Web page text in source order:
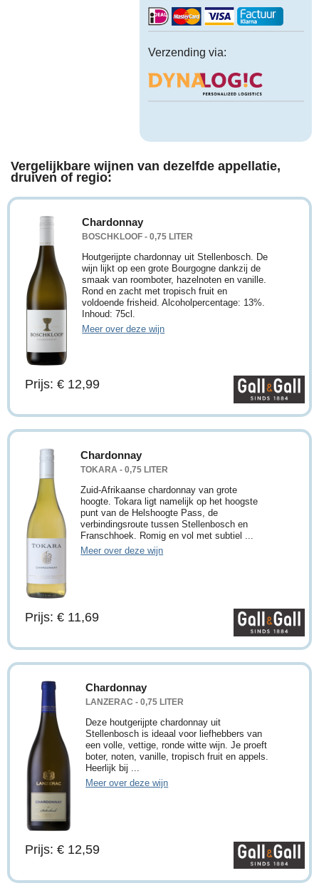
Verzending via:
Vergelijkbare wijnen van dezelfde appellatie,
druiven of regio:
Chardonnay
BOSCHKLOOF - 0,75 LITER
Houtgerijpte chardonnay uit Stellenbosch. De
wijn lijkt op een grote Bourgogne dankzij de
smaak van roomboter, hazelnoten en vanille.
Rond en zacht met tropisch fruit en
voldoende frisheid. Alcoholpercentage: 13%.
Inhoud: 75cl.
Meer over deze wijn
Prijs: € 12,99
Chardonnay
TOKARA - 0,75 LITER
Zuid-Afrikaanse chardonnay van grote
hoogte. Tokara ligt namelijk op het hoogste
punt van de Helshoogte Pass, de
verbindingsroute tussen Stellenbosch en
Franschhoek. Romig en vol met subtiel ...
Meer over deze wijn
Prijs: € 11,69
Chardonnay
LANZERAC - 0,75 LITER
Deze houtgerijpte chardonnay uit
Stellenbosch is ideaal voor liefhebbers van
een volle, vettige, ronde witte wijn. Je proeft
boter, noten, vanille, tropisch fruit en appels.
Heerlijk bij ...
Meer over deze wijn
Prijs: € 12,59